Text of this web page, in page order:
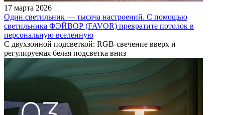
17 марта 2026
Один светильник — тысяча настроений. С помощью
светильника ФЭЙВОР (FAVOR) превратите потолок в
персональную вселенную
С двухзонной подсветкой: RGB‑свечение вверх и
регулируемая белая подсветка вниз